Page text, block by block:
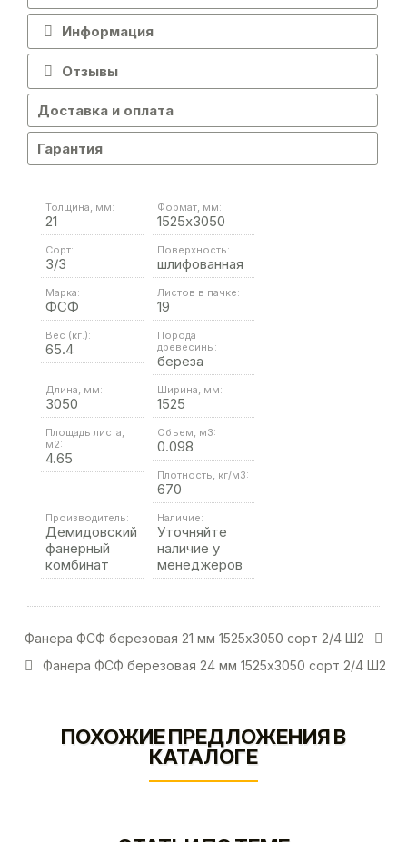
Информация
Отзывы
Доставка и оплата
Гарантия
Толщина, мм:
21
Формат, мм:
1525х3050
Сорт:
3/3
Поверхность:
шлифованная
Марка:
ФСФ
Листов в пачке:
19
Вес (кг.):
65.4
Порода
древесины:
береза
Длина, мм:
3050
Ширина, мм:
1525
Площадь листа,
м2:
4.65
Объем, м3:
0.098
Плотность, кг/м3:
670
Производитель:
Демидовский
фанерный
комбинат
Наличие:
Уточняйте
наличие у
менеджеров
Фанера ФСФ березовая 21 мм 1525х3050 сорт 2/4 Ш2
Фанера ФСФ березовая 24 мм 1525х3050 сорт 2/4 Ш2
ПОХОЖИЕ ПРЕДЛОЖЕНИЯ В
КАТАЛОГЕ